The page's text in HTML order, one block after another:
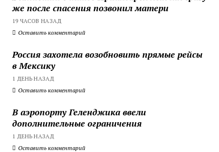
же после спасения позвонил матери
19 ЧАСОВ НАЗАД
Оставить комментарий
Россия захотела возобновить прямые рейсы
в Мексику
1 ДЕНЬ НАЗАД
Оставить комментарий
В аэропорту Геленджика ввели
дополнительные ограничения
1 ДЕНЬ НАЗАД
Оставить комментарий